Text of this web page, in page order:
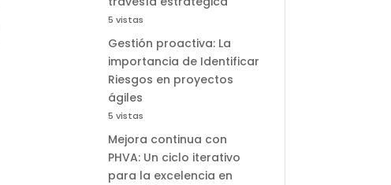
5 vistas
Gestión proactiva: La
importancia de Identificar
Riesgos en proyectos
ágiles
5 vistas
Mejora continua con
PHVA: Un ciclo iterativo
para la excelencia en